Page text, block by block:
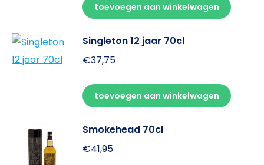
toevoegen aan winkelwagen
Singleton 12 jaar 70cl
€37,75
toevoegen aan winkelwagen
Smokehead 70cl
€41,95